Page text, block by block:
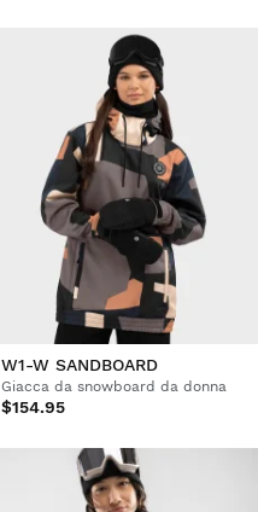
W1-W SANDBOARD
Giacca da snowboard da donna
$154.95